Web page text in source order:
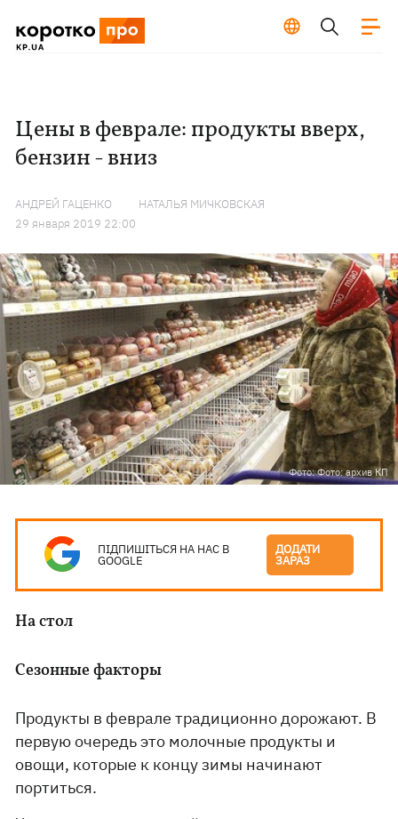
Цены в феврале: продукты вверх,
бензин - вниз
АНДРЕЙ ГАЦЕНКО
НАТАЛЬЯ МИЧКОВСКАЯ
29 января 2019 22:00
Фото: Фото: архив КП
ПІДПИШІТЬСЯ НА НАС В
GOOGLE
ДОДАТИ
ЗАРАЗ
На стол
Сезонные факторы
Продукты в феврале традиционно дорожают. В
первую очередь это молочные продукты и
овощи, которые к концу зимы начинают
портиться.